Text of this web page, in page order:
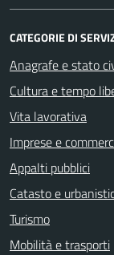
CATEGORIE DI
Anagrafe e stato
Cultura e tempo
Vita lavorativa
Imprese e
Appalti pubblici
Catasto e
Turismo
Mobilità e trasporti